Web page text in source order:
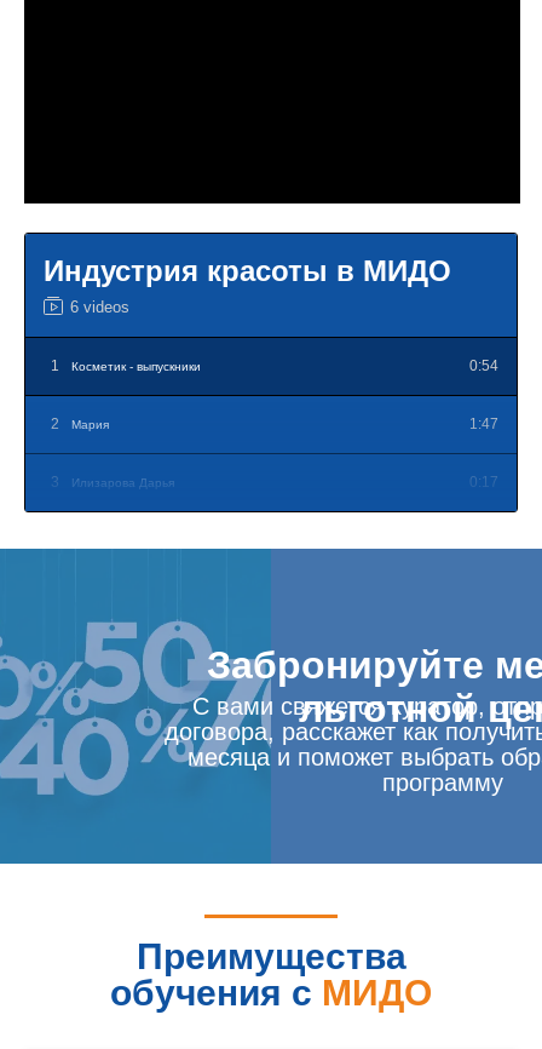
Индустрия красоты в МИДО
6 videos
1 Косметик - выпускники 0:54
2 Мария 1:47
3 Илизарова Дарья 0:17
Галина Александровна 0:17
Забронируйте
льготной
С вами свяжется куратор,
договора, расскажет как
месяца и поможет выбрать
программу
Преимущества
обучения с МИДО